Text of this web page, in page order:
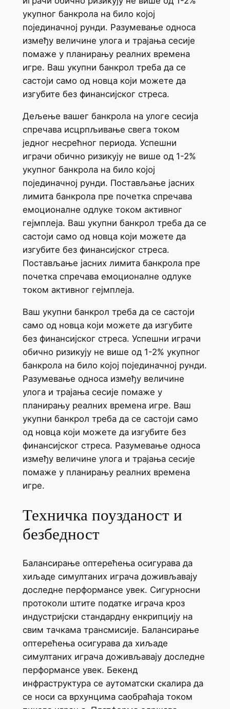
укупног банкрола на било којој
појединачној рунди. Разумевање односа
између величине улога и трајања сесије
помаже у планирању реалних времена
игре. Ваш укупни банкрол треба да се
састоји само од новца који можете да
изгубите без финансијског стреса.
Дељење вашег банкрола на улоге сесија
спречава исцрпљивање свега током
једног несрећног периода. Успешни
играчи обично ризикују не више од 1-2%
укупног банкрола на било којој
појединачној рунди. Постављање јасних
лимита банкрола пре почетка спречава
емоционалне одлуке током активног
гејмплеја. Ваш укупни банкрол треба да се
састоји само од новца који можете да
изгубите без финансијског стреса.
Постављање јасних лимита банкрола пре
почетка спречава емоционалне одлуке
током активног гејмплеја.
Ваш укупни банкрол треба да се састоји
само од новца који можете да изгубите
без финансијског стреса. Успешни играчи
обично ризикују не више од 1-2% укупног
банкрола на било којој појединачној рунди.
Разумевање односа између величине
улога и трајања сесије помаже у
планирању реалних времена игре. Ваш
укупни банкрол треба да се састоји само
од новца који можете да изгубите без
финансијског стреса. Разумевање односа
између величине улога и трајања сесије
помаже у планирању реалних времена
игре.
Техничка поузданост и
безбедност
Балансирање оптерећења осигурава да
хиљаде симултаних играча доживљавају
доследне перформансе увек. Сигурносни
протоколи штите податке играча кроз
индустријски стандардну енкрипцију на
свим тачкама трансмисије. Балансирање
оптерећења осигурава да хиљаде
симултаних играча доживљавају доследне
перформансе увек. Бекенд
инфраструктура се аутоматски скалира да
се носи са врхунцима саобраћаја током